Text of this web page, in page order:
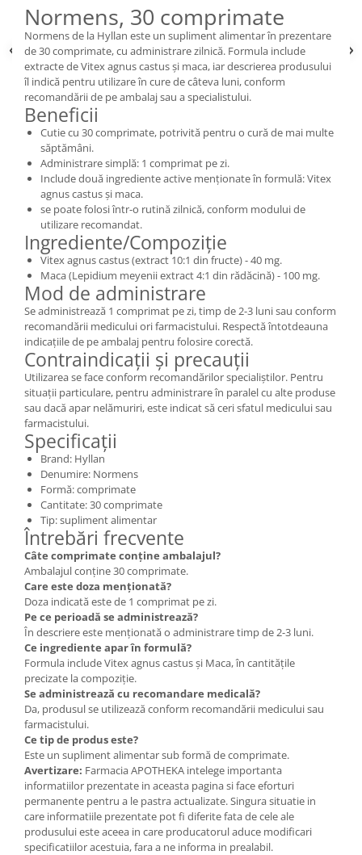
Normens, 30 comprimate
Normens de la Hyllan este un supliment alimentar în prezentare
de 30 comprimate, cu administrare zilnică. Formula include
extracte de Vitex agnus castus și maca, iar descrierea produsului
îl indică pentru utilizare în cure de câteva luni, conform
recomandării de pe ambalaj sau a specialistului.
Beneficii
Cutie cu 30 comprimate, potrivită pentru o cură de mai multe
săptămâni.
Administrare simplă: 1 comprimat pe zi.
Include două ingrediente active menționate în formulă: Vitex
agnus castus și maca.
se poate folosi într-o rutină zilnică, conform modului de
utilizare recomandat.
Ingrediente/Compoziție
Vitex agnus castus (extract 10:1 din fructe) - 40 mg.
Maca (Lepidium meyenii extract 4:1 din rădăcină) - 100 mg.
Mod de administrare
Se administrează 1 comprimat pe zi, timp de 2-3 luni sau conform
recomandării medicului ori farmacistului. Respectă întotdeauna
indicațiile de pe ambalaj pentru folosire corectă.
Contraindicații și precauții
Utilizarea se face conform recomandărilor specialiștilor. Pentru
situații particulare, pentru administrare în paralel cu alte produse
sau dacă apar nelămuriri, este indicat să ceri sfatul medicului sau
farmacistului.
Specificații
Brand: Hyllan
Denumire: Normens
Formă: comprimate
Cantitate: 30 comprimate
Tip: supliment alimentar
Întrebări frecvente
Câte comprimate conține ambalajul?
Ambalajul conține 30 comprimate.
Care este doza menționată?
Doza indicată este de 1 comprimat pe zi.
Pe ce perioadă se administrează?
În descriere este menționată o administrare timp de 2-3 luni.
Ce ingrediente apar în formulă?
Formula include Vitex agnus castus și Maca, în cantitățile
precizate la compoziție.
Se administrează cu recomandare medicală?
Da, produsul se utilizează conform recomandării medicului sau
farmacistului.
Ce tip de produs este?
Este un supliment alimentar sub formă de comprimate.
Avertizare: Farmacia APOTHEKA intelege importanta
informatiilor prezentate in aceasta pagina si face eforturi
permanente pentru a le pastra actualizate. Singura situatie in
care informatiile prezentate pot fi diferite fata de cele ale
produsului este aceea in care producatorul aduce modificari
specificatiilor acestuia, fara a ne informa in prealabil.